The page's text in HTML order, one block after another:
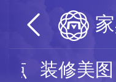
点 装修美图